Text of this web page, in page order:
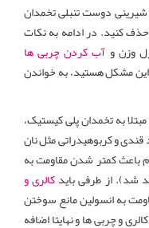
دوست تنبلی تخمدان
کنید. در ادامه به نکات
وزن و آب کردن چربی ها
مشکل هستید، به خواندن
به تخمدان پلی کیستیک،
و کربوهیدراتی مثل نان
باعث کمتر شدن مقاومت به
شد). از طرفی بایدکالری و
به انسولین مانع سوختن
و چربی ها و نهایتا اضافه